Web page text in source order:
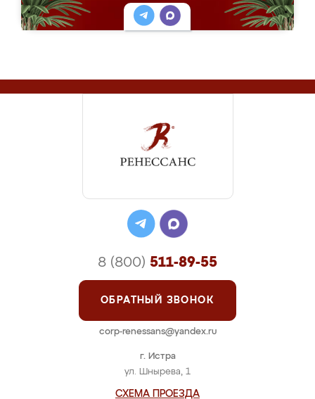
г. Истра
ул. Шнырева, 1
СХЕМА ПРОЕЗДА
8 (800) 511-89-55
ОБРАТНЫЙ ЗВОНОК
corp-renessans@yandex.ru